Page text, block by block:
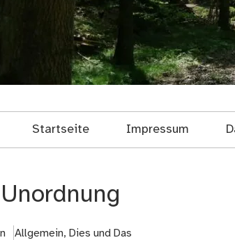
Startseite Impressum
Unordnung
Allgemein, Dies und Das